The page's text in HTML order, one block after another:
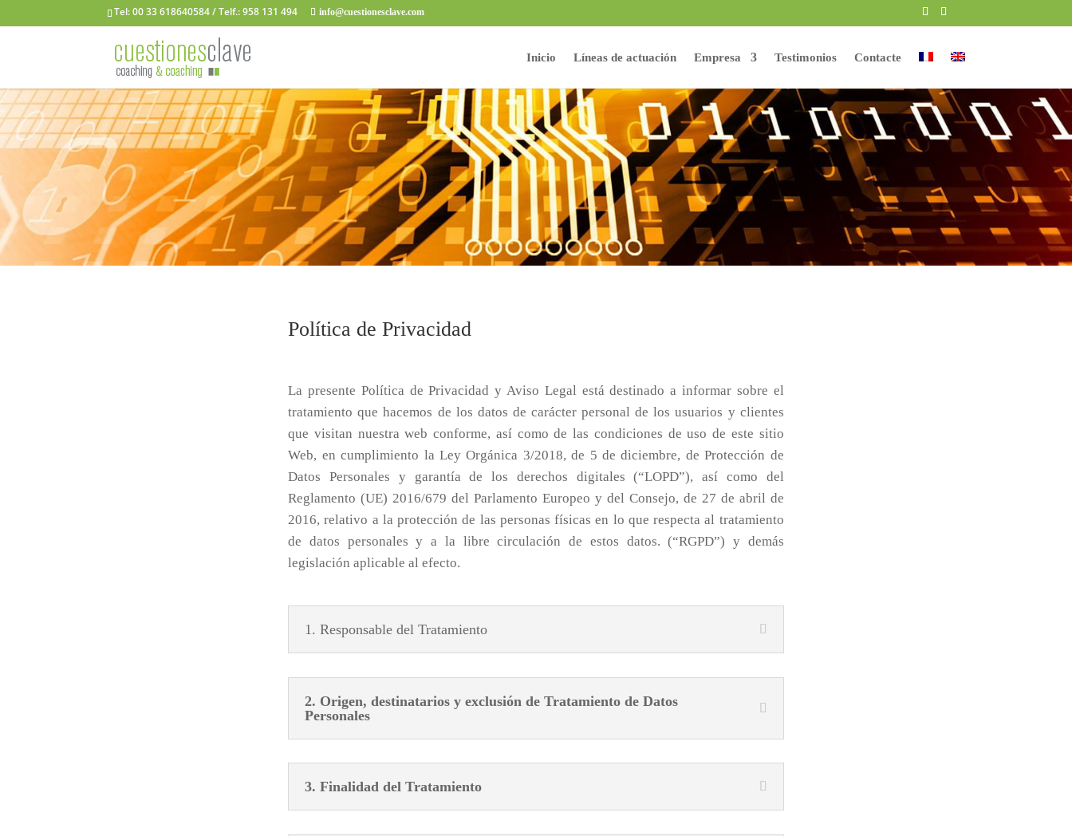
Tel: 00 33 618640584 / Telf.: 958 131 494 info@cuestionesclave.com
Inicio Líneas de actuación Empresa Testimonios Contacte
Política de Privacidad
La presente Política de Privacidad y Aviso Legal está destinado a informar sobre el
tratamiento que hacemos de los datos de carácter personal de los usuarios y clientes
que visitan nuestra web conforme, así como de las condiciones de uso de este sitio
Web, en cumplimiento la Ley Orgánica 3/2018, de 5 de diciembre, de Protección de
Datos Personales y garantía de los derechos digitales (“LOPD”), así como del
Reglamento (UE) 2016/679 del Parlamento Europeo y del Consejo, de 27 de abril de
2016, relativo a la protección de las personas físicas en lo que respecta al tratamiento
de datos personales y a la libre circulación de estos datos. (“RGPD”) y demás
legislación aplicable al efecto.
1. Responsable del Tratamiento
2. Origen, destinatarios y exclusión de Tratamiento de Datos
Personales
3. Finalidad del Tratamiento